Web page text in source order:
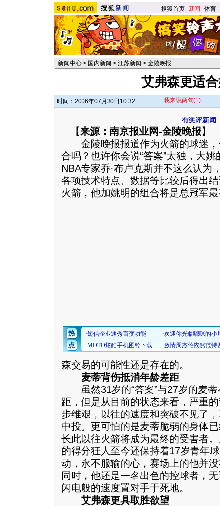
搜狐首页-新闻 -体育-
新闻中心 > 国内新闻 > 江苏新闻 > 金陵晚报
艾弗森更适
时间：2006年07月30日10:32 我来说两句(1)
有奖评新闻
【来源：南京报业网-金陵晚报】
金陵晚报报道作为火箭的球迷，
合吗？也许你会说“答案”太独，大
NBA专家乔·布卢克斯并不这么认为
各项技术特点、数据等比较后得出
火箭，他加姚明的组合将是总冠军
森交易的可能性还是存在的。
麦蒂背伤抵消年龄差距
虽然31岁的“答案”与27岁的麦蒂
距，但是从目前的状态来看，严重
步维艰，以往的速度和突破不见了
中投。更可怕的是麦蒂脆弱的身体
长此以往火箭将成为最终的受害者
的得分狂人至今还保持着17岁青年
动，永不服输的心，赛场上的他并
同时，他还是一名出色的控球者，
闪电般的速度置对手于死地。
艾弗森更具取胜欲望